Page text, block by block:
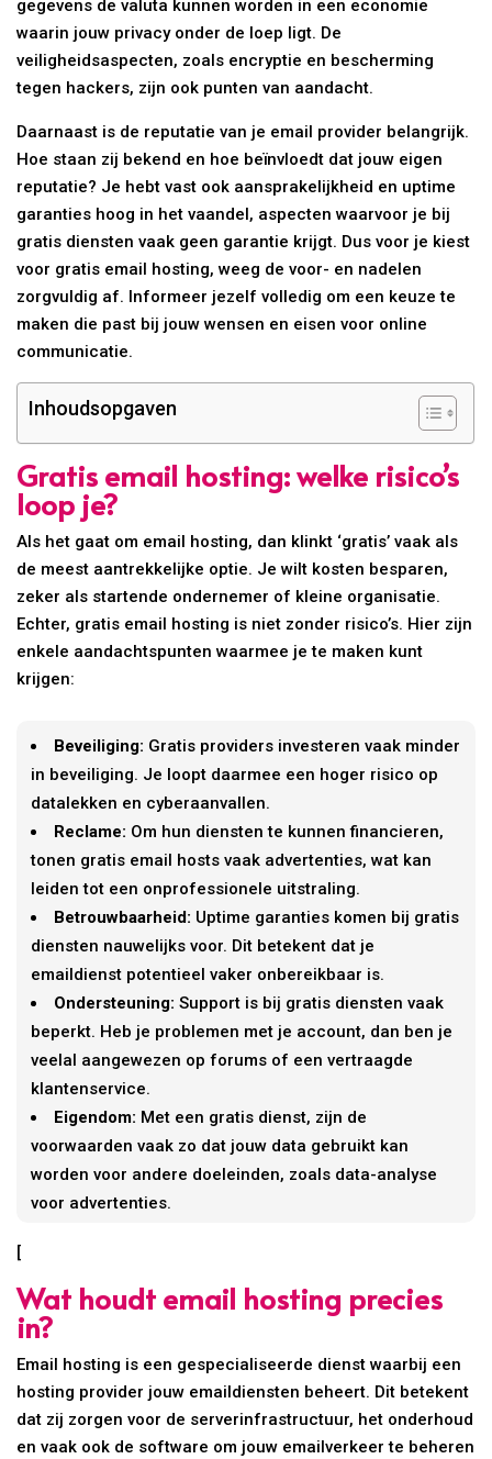
gegevens de valuta kunnen worden in een economie
waarin jouw privacy onder de loep ligt. De
veiligheidsaspecten, zoals encryptie en bescherming
tegen hackers, zijn ook punten van aandacht.
Daarnaast is de reputatie van je email provider belangrijk.
Hoe staan zij bekend en hoe beïnvloedt dat jouw eigen
reputatie? Je hebt vast ook aansprakelijkheid en uptime
garanties hoog in het vaandel, aspecten waarvoor je bij
gratis diensten vaak geen garantie krijgt. Dus voor je kiest
voor gratis email hosting, weeg de voor- en nadelen
zorgvuldig af. Informeer jezelf volledig om een keuze te
maken die past bij jouw wensen en eisen voor online
communicatie.
Inhoudsopgaven
Gratis email hosting: welke risico’s
loop je?
Als het gaat om email hosting, dan klinkt ‘gratis’ vaak als
de meest aantrekkelijke optie. Je wilt kosten besparen,
zeker als startende ondernemer of kleine organisatie.
Echter, gratis email hosting is niet zonder risico’s. Hier zijn
enkele aandachtspunten waarmee je te maken kunt
krijgen:
Beveiliging: Gratis providers investeren vaak minder
in beveiliging. Je loopt daarmee een hoger risico op
datalekken en cyberaanvallen.
Reclame: Om hun diensten te kunnen financieren,
tonen gratis email hosts vaak advertenties, wat kan
leiden tot een onprofessionele uitstraling.
Betrouwbaarheid: Uptime garanties komen bij gratis
diensten nauwelijks voor. Dit betekent dat je
emaildienst potentieel vaker onbereikbaar is.
Ondersteuning: Support is bij gratis diensten vaak
beperkt. Heb je problemen met je account, dan ben je
veelal aangewezen op forums of een vertraagde
klantenservice.
Eigendom: Met een gratis dienst, zijn de
voorwaarden vaak zo dat jouw data gebruikt kan
worden voor andere doeleinden, zoals data-analyse
voor advertenties.
[
Wat houdt email hosting precies
in?
Email hosting is een gespecialiseerde dienst waarbij een
hosting provider jouw emaildiensten beheert. Dit betekent
dat zij zorgen voor de serverinfrastructuur, het onderhoud
en vaak ook de software om jouw emailverkeer te beheren